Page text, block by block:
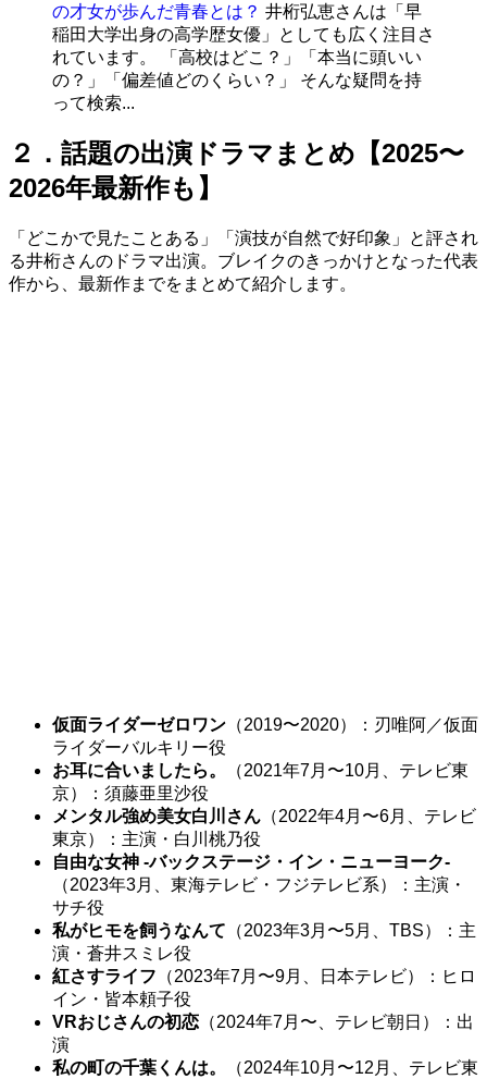
の才女が歩んだ青春とは？ 井桁弘恵さんは「早
稲田大学出身の高学歴女優」としても広く注目さ
れています。 「高校はどこ？」「本当に頭いい
の？」「偏差値どのくらい？」 そんな疑問を持
って検索...
２．話題の出演ドラマまとめ【2025〜
2026年最新作も】
「どこかで見たことある」「演技が自然で好印象」と評され
る井桁さんのドラマ出演。ブレイクのきっかけとなった代表
作から、最新作までをまとめて紹介します。
仮面ライダーゼロワン （2019〜2020）：刃唯阿／仮面
ライダーバルキリー役
お耳に合いましたら。
（2021年7月〜10月、テレビ東
京）：須藤亜里沙役
メンタル強め美女白川さん （2022年4月〜6月、テレビ
東京）：主演・白川桃乃役
自由な女神 -バックステージ・イン・ニューヨーク-
（2023年3月、東海テレビ・フジテレビ系）：主演・
サチ役
私がヒモを飼うなんて （2023年3月〜5月、TBS）：主
演・蒼井スミレ役
紅さすライフ （2023年7月〜9月、日本テレビ）：ヒロ
イン・皆本頼子役
VRおじさんの初恋 （2024年7月〜、テレビ朝日）：出
演
私の町の千葉くんは。
（2024年10月〜12月、テレビ東